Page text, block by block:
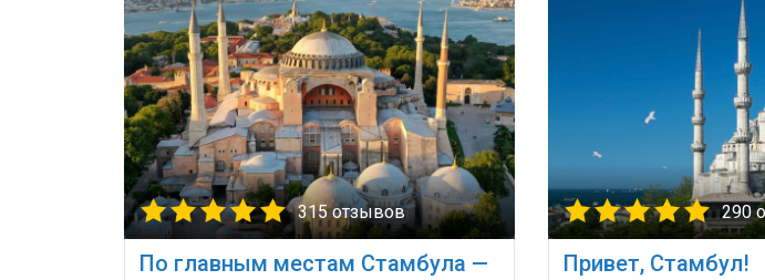
315 отзывов
По главным местам Стамбула —
290
Привет, Стамбул!